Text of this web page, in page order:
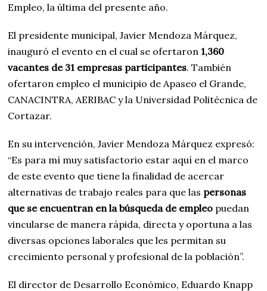
Empleo, la última del presente año.
El presidente municipal, Javier Mendoza Márquez,
inauguró el evento en el cual se ofertaron 1,360
vacantes de 31 empresas participantes. También
ofertaron empleo el municipio de Apaseo el Grande,
CANACINTRA, AERIBAC y la Universidad Politécnica de
Cortazar.
En su intervención, Javier Mendoza Márquez expresó:
“Es para mí muy satisfactorio estar aquí en el marco
de este evento que tiene la finalidad de acercar
alternativas de trabajo reales para que las personas
que se encuentran en la búsqueda de empleo puedan
vincularse de manera rápida, directa y oportuna a las
diversas opciones laborales que les permitan su
crecimiento personal y profesional de la población”.
El director de Desarrollo Económico, Eduardo Knapp